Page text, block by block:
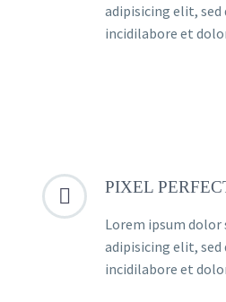
adipisicing elit,
incidilabore et

 PIXEL
Lorem ipsum
adipisicing elit,
incidilabore et